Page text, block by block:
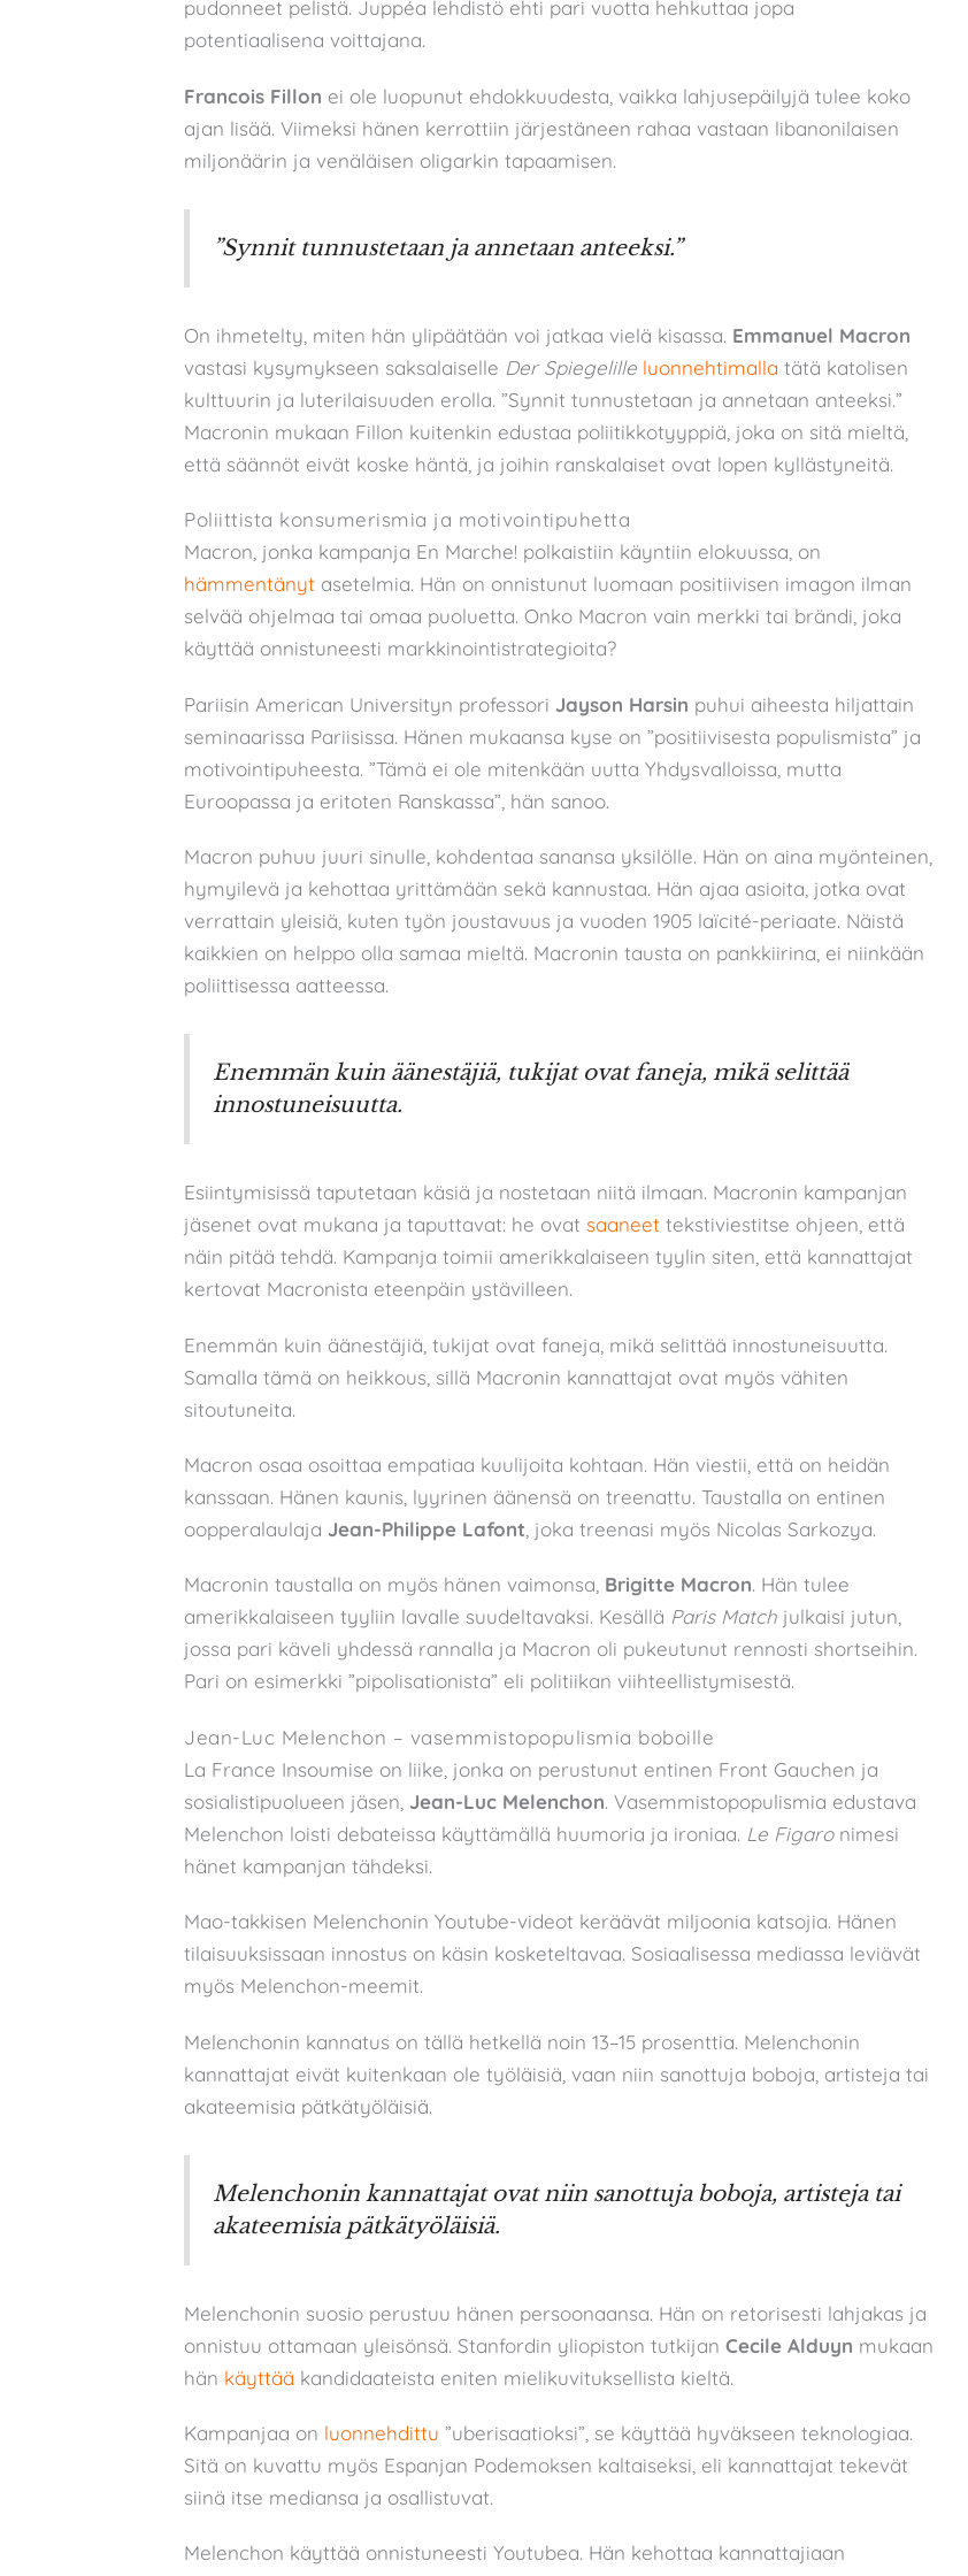
pudonneet pelistä. Juppéa lehdistö ehti pari vuotta hehkuttaa jopa
potentiaalisena voittajana.
Francois Fillon ei ole luopunut ehdokkuudesta, vaikka lahjusepäilyjä tulee koko
ajan lisää. Viimeksi hänen kerrottiin järjestäneen rahaa vastaan libanonilaisen
miljonäärin ja venäläisen oligarkin tapaamisen.
”Synnit tunnustetaan ja annetaan anteeksi.”
On ihmetelty, miten hän ylipäätään voi jatkaa vielä kisassa. Emmanuel Macron
vastasi kysymykseen saksalaiselle Der Spiegelille luonnehtimalla tätä katolisen
kulttuurin ja luterilaisuuden erolla. ”Synnit tunnustetaan ja annetaan anteeksi.”
Macronin mukaan Fillon kuitenkin edustaa poliitikkotyyppiä, joka on sitä mieltä,
että säännöt eivät koske häntä, ja joihin ranskalaiset ovat lopen kyllästyneitä.
Poliittista konsumerismia ja motivointipuhetta
Macron, jonka kampanja En Marche! polkaistiin käyntiin elokuussa, on
hämmentänyt asetelmia. Hän on onnistunut luomaan positiivisen imagon ilman
selvää ohjelmaa tai omaa puoluetta. Onko Macron vain merkki tai brändi, joka
käyttää onnistuneesti markkinointistrategioita?
Pariisin American Universityn professori Jayson Harsin puhui aiheesta hiljattain
seminaarissa Pariisissa. Hänen mukaansa kyse on ”positiivisesta populismista” ja
motivointipuheesta. ”Tämä ei ole mitenkään uutta Yhdysvalloissa, mutta
Euroopassa ja eritoten Ranskassa”, hän sanoo.
Macron puhuu juuri sinulle, kohdentaa sanansa yksilölle. Hän on aina myönteinen,
hymyilevä ja kehottaa yrittämään sekä kannustaa. Hän ajaa asioita, jotka ovat
verrattain yleisiä, kuten työn joustavuus ja vuoden 1905 laïcité-periaate. Näistä
kaikkien on helppo olla samaa mieltä. Macronin tausta on pankkiirina, ei niinkään
poliittisessa aatteessa.
Enemmän kuin äänestäjiä, tukijat ovat faneja, mikä selittää
innostuneisuutta.
Esiintymisissä taputetaan käsiä ja nostetaan niitä ilmaan. Macronin kampanjan
jäsenet ovat mukana ja taputtavat: he ovat saaneet tekstiviestitse ohjeen, että
näin pitää tehdä. Kampanja toimii amerikkalaiseen tyylin siten, että kannattajat
kertovat Macronista eteenpäin ystävilleen.
Enemmän kuin äänestäjiä, tukijat ovat faneja, mikä selittää innostuneisuutta.
Samalla tämä on heikkous, sillä Macronin kannattajat ovat myös vähiten
sitoutuneita.
Macron osaa osoittaa empatiaa kuulijoita kohtaan. Hän viestii, että on heidän
kanssaan. Hänen kaunis, lyyrinen äänensä on treenattu. Taustalla on entinen
oopperalaulaja Jean-Philippe Lafont , joka treenasi myös Nicolas Sarkozya.
Macronin taustalla on myös hänen vaimonsa, Brigitte Macron. Hän tulee
amerikkalaiseen tyyliin lavalle suudeltavaksi. Kesällä Paris Match julkaisi jutun,
jossa pari käveli yhdessä rannalla ja Macron oli pukeutunut rennosti shortseihin.
Pari on esimerkki ”pipolisationista” eli politiikan viihteellistymisestä.
Jean-Luc Melenchon – vasemmistopopulismia boboille
La France Insoumise on liike, jonka on perustunut entinen Front Gauchen ja
sosialistipuolueen jäsen, Jean-Luc Melenchon. Vasemmistopopulismia edustava
Melenchon loisti debateissa käyttämällä huumoria ja ironiaa. Le Figaronimesi
hänet kampanjan tähdeksi.
Mao-takkisen Melenchonin Youtube-videot keräävät miljoonia katsojia. Hänen
tilaisuuksissaan innostus on käsin kosketeltavaa. Sosiaalisessa mediassa leviävät
myös Melenchon-meemit.
Melenchonin kannatus on tällä hetkellä noin 13–15 prosenttia. Melenchonin
kannattajat eivät kuitenkaan ole työläisiä, vaan niin sanottuja boboja, artisteja tai
akateemisia pätkätyöläisiä.
Melenchonin kannattajat ovat niin sanottuja boboja, artisteja tai
akateemisia pätkätyöläisiä.
Melenchonin suosio perustuu hänen persoonaansa. Hän on retorisesti lahjakas ja
onnistuu ottamaan yleisönsä. Stanfordin yliopiston tutkijan Cecile Alduyn mukaan
hän käyttää kandidaateista eniten mielikuvituksellista kieltä.
Kampanjaa on luonnehdittu ”uberisaatioksi”, se käyttää hyväkseen teknologiaa.
Sitä on kuvattu myös Espanjan Podemoksen kaltaiseksi, eli kannattajat tekevät
siinä itse mediansa ja osallistuvat.
Melenchon käyttää onnistuneesti Youtubea. Hän kehottaa kannattajiaan